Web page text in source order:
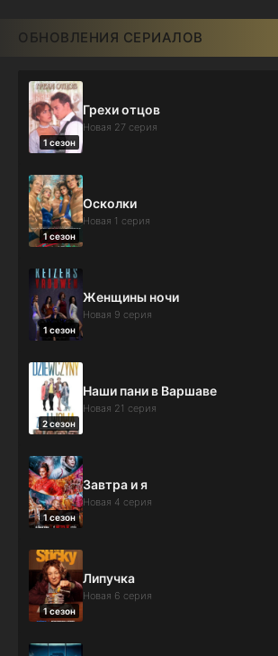
ОБНОВЛЕНИЯ СЕРИАЛОВ
1 сезон
Грехи отцов
Новая 27 серия
1 сезон
Осколки
Новая 1 серия
1 сезон
Женщины ночи
Новая 9 серия
2 сезон
Наши пани в Варшаве
Новая 21 серия
1 сезон
Завтра и я
Новая 4 серия
1 сезон
Липучка
Новая 6 серия